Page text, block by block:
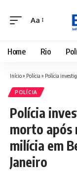
Font
Aa
Home Rio
Início» Polícia » Polícia investiga se
POLÍCIA
Polícia
morto após
milícia em
Janeiro